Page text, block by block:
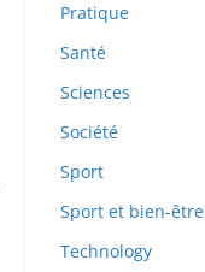
Pratique
Santé
Sciences
Société
Sport
Sport et bien-être
Technology